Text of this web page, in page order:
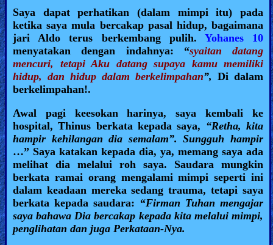
Saya dapat perhatikan (dalam mimpi itu) pada
ketika saya mula bercakap pasal hidup, bagaimana
jari Aldo terus berkembang pulih. Yohanes 10
menyatakan dengan indahnya: “syaitan datang
mencuri, tetapi Aku datang supaya kamu memiliki
hidup, dan hidup dalam berkelimpahan”, Di dalam
berkelimpahan!.
Awal pagi keesokan harinya, saya kembali ke
hospital, Thinus berkata kepada saya, “Retha, kita
hampir kehilangan dia semalam”. Sungguh hampir
…” Saya katakan kepada dia, ya, memang saya ada
melihat dia melalui roh saya. Saudara mungkin
berkata ramai orang mengalami mimpi seperti ini
dalam keadaan mereka sedang trauma, tetapi saya
berkata kepada saudara: “Firman Tuhan mengajar
saya bahawa Dia bercakap kepada kita melalui mimpi,
penglihatan dan juga Perkataan-Nya.